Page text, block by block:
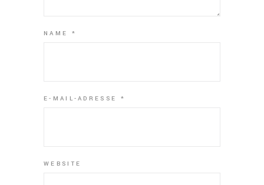
NAME *
E-MAIL-ADRESSE *
WEBSITE